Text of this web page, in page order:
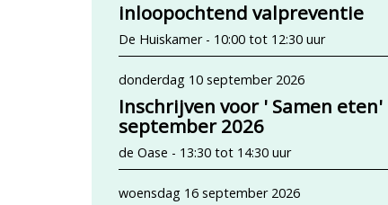
inloopochtend valpreventie
De Huiskamer - 10:00 tot 12:30 uur
donderdag 10 september 2026
Inschrijven voor ' Samen eten'
september 2026
de Oase - 13:30 tot 14:30 uur
woensdag 16 september 2026